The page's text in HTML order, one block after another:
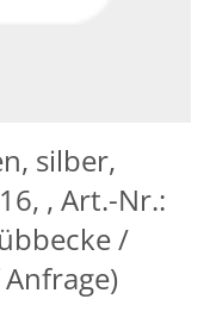
silber,
, Art.-Nr.:
/